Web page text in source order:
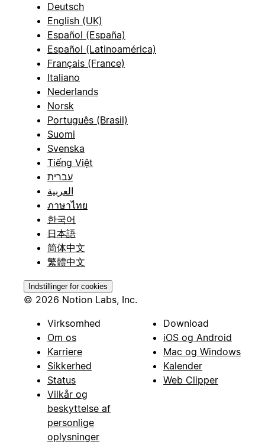
Deutsch
English (UK)
Español (España)
Español (Latinoamérica)
Français (France)
Italiano
Nederlands
Norsk
Português (Brasil)
Suomi
Svenska
Tiếng Việt
עברית
العربية
ภาษาไทย
한국어
日本語
简体中文
繁體中文
Indstillinger for cookies
© 2026 Notion Labs, Inc.
Virksomhed
Om os
Karriere
Sikkerhed
Status
Vilkår og
beskyttelse af
personlige
oplysninger
Download
iOS og Android
Mac og Windows
Kalender
Web Clipper